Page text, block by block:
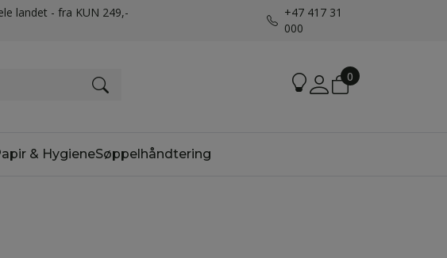
landet - fra KUN 249,-
+47 417 31
000
0
& HygieneSøppelhåndtering